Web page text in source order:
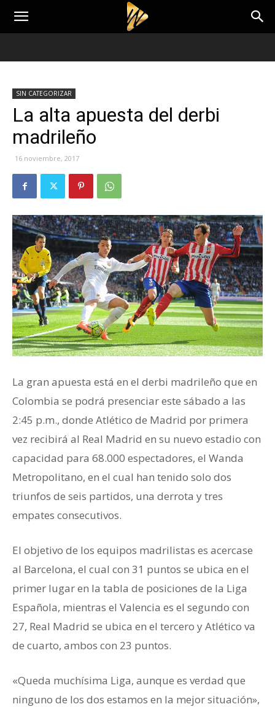
SIN CATEGORIZAR
La alta apuesta del derbi
madrileño
16 noviembre, 2017
La gran apuesta está en el derbi madrileño que en
Colombia se podrá presenciar este sábado a las
2:45 p.m., donde Atlético de Madrid por primera
vez recibirá al Real Madrid en su nuevo estadio con
capacidad para 68.000 espectadores, el Wanda
Metropolitano, en el cual han tenido solo dos
triunfos de seis partidos, una derrota y tres
empates consecutivos.
El objetivo de los equipos madrilistas es acercase
al Barcelona, el cual con 31 puntos se ubica en el
primer lugar en la tabla de posiciones de la Liga
Española, mientras el Valencia es el segundo con
27, Real Madrid se ubica en el tercero y Atlético va
de cuarto, ambos con 23 puntos.
«Queda muchísima Liga, aunque es verdad que
ninguno de los dos estamos en la mejor situación»,